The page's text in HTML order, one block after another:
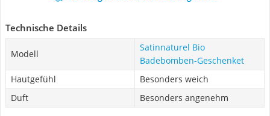
Technische Details
Modell
Satinnaturel Bio
Badebomben-Geschenket
Hautgefühl
Besonders weich
Duft
Besonders angenehm